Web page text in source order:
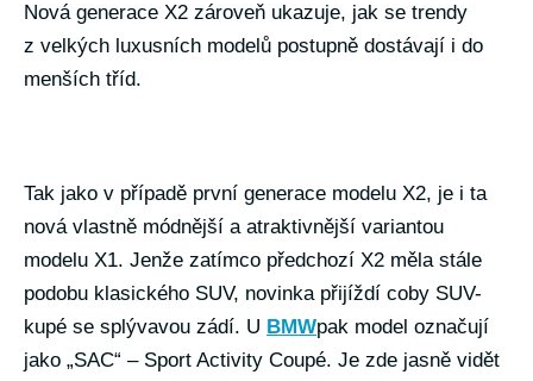
Nová generace X2 zároveň ukazuje, jak se trendy
z velkých luxusních modelů postupně dostávají i do
menších tříd.
Tak jako v případě první generace modelu X2, je i ta
nová vlastně módnější a atraktivnější variantou
modelu X1. Jenže zatímco předchozí X2 měla stále
podobu klasického SUV, novinka přijíždí coby SUV-
kupé se splývavou zádí. U BMWpak model označují
jako „SAC“ – Sport Activity Coupé. Je zde jasně vidět